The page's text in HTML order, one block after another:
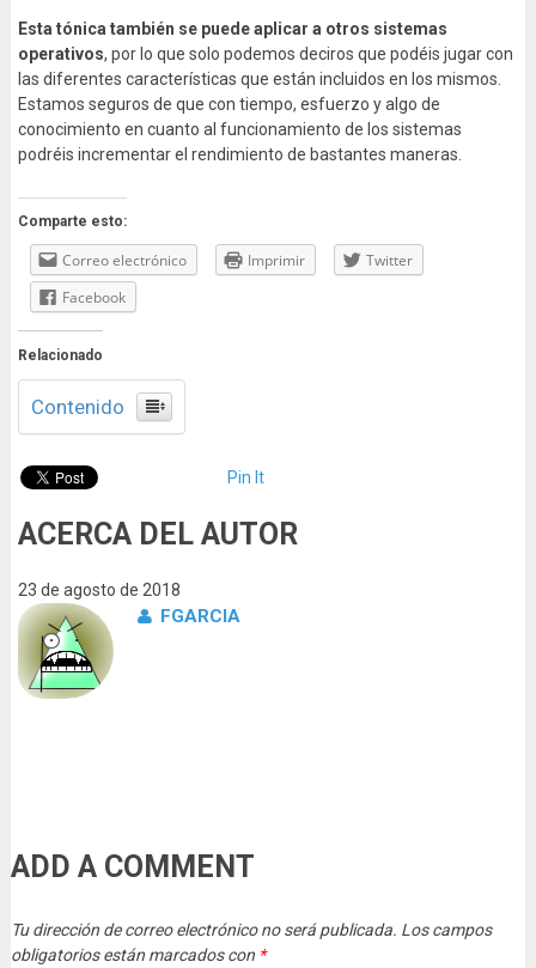
Esta tónica también se puede aplicar a otros sistemas
operativos, por lo que solo podemos deciros que podéis jugar con
las diferentes características que están incluidos en los mismos.
Estamos seguros de que con tiempo, esfuerzo y algo de
conocimiento en cuanto al funcionamiento de los sistemas
podréis incrementar el rendimiento de bastantes maneras.
Comparte esto:
Correo electrónico Imprimir
Twitter
Facebook
Relacionado
Contenido
Pin It
ACERCA DEL AUTOR
23 de agosto de 2018
FGARCIA
ADD A COMMENT
Tu dirección de correo electrónico no será publicada. Los campos
obligatorios están marcados con *